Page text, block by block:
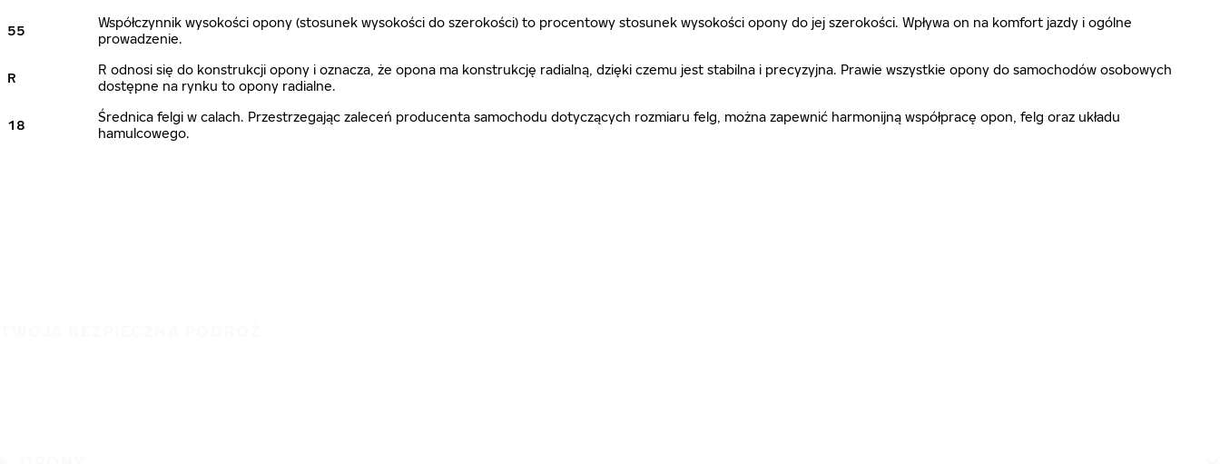
55
Współczynnik wysokości opony (stosunek wysokości do szerokości) to procentowy stosunek wysokości opony do jej szerokości. Wpływa on na komfort jazdy i ogólne
prowadzenie.
R
R odnosi się do konstrukcji opony i oznacza, że opona ma konstrukcję radialną, dzięki czemu jest stabilna i precyzyjna. Prawie wszystkie opony do samochodów osobowych
dostępne na rynku to opony radialne.
18
Średnica felgi w calach. Przestrzegając zaleceń producenta samochodu dotyczących rozmiaru felg, można zapewnić harmonijną współpracę opon, felg oraz układu
hamulcowego.